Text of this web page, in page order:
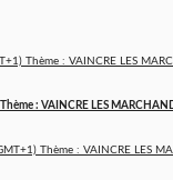
: VAINCRE LES